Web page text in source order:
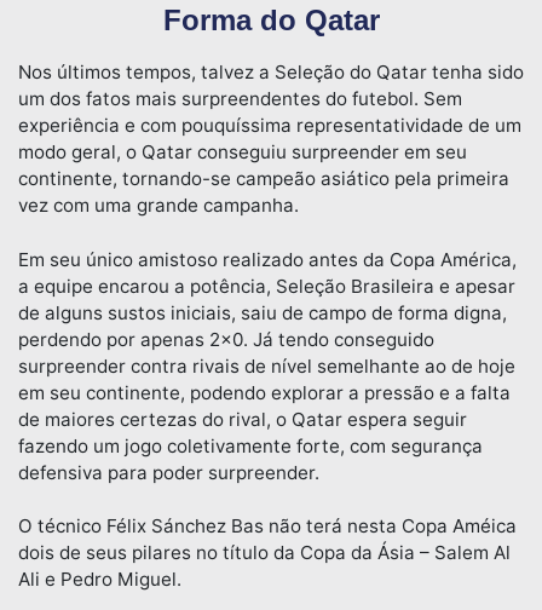
Forma do Qatar
Nos últimos tempos, talvez a Seleção do Qatar tenha sido
um dos fatos mais surpreendentes do futebol. Sem
experiência e com pouquíssima representatividade de um
modo geral, o Qatar conseguiu surpreender em seu
continente, tornando-se campeão asiático pela primeira
vez com uma grande campanha.
Em seu único amistoso realizado antes da Copa América,
a equipe encarou a potência, Seleção Brasileira e apesar
de alguns sustos iniciais, saiu de campo de forma digna,
perdendo por apenas 2×0. Já tendo conseguido
surpreender contra rivais de nível semelhante ao de hoje
em seu continente, podendo explorar a pressão e a falta
de maiores certezas do rival, o Qatar espera seguir
fazendo um jogo coletivamente forte, com segurança
defensiva para poder surpreender.
O técnico Félix Sánchez Bas não terá nesta Copa Améica
dois de seus pilares no título da Copa da Ásia – Salem Al
Ali e Pedro Miguel.